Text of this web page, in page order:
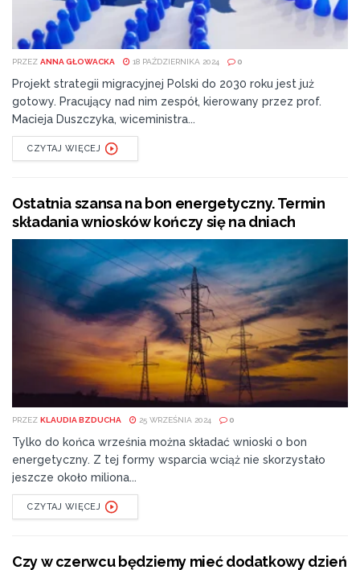
PRZEZ ANNA GŁOWACKA 18 PAŹDZIERNIKA 2024 0
Projekt strategii migracyjnej Polski do 2030 roku jest już
gotowy. Pracujący nad nim zespół, kierowany przez prof.
Macieja Duszczyka, wiceministra...
CZYTAJ WIĘCEJ
Ostatnia szansa na bon energetyczny. Termin
składania wniosków kończy się na dniach
PRZEZ KLAUDIA BZDUCHA 25 WRZEŚNIA 2024 0
Tylko do końca września można składać wnioski o bon
energetyczny. Z tej formy wsparcia wciąż nie skorzystało
jeszcze około miliona...
CZYTAJ WIĘCEJ
Czy w czerwcu będziemy mieć dodatkowy dzień